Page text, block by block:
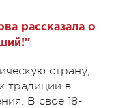
рассказала о
страну,
традиций в
В свое 18-